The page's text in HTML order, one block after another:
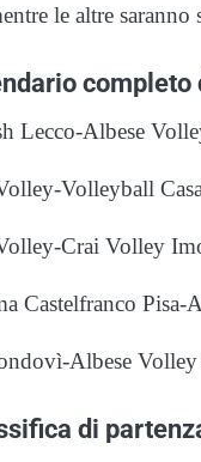
le altre saranno
completo
Lecco-Albese
Volleyball
Crai Volley
Castelfranco
Albese
di